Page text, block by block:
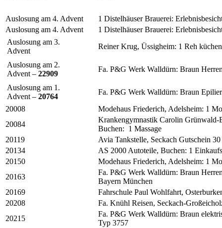
Auslosung am 4. Advent
1 Distelhäuser Brauerei:
Auslosung am 4. Advent
1 Distelhäuser Brauerei:
Auslosung am 3.
Advent
Reiner Krug, Üssigheim: 1 Reh
Auslosung am 2.
Advent – 22909
Fa. P&G Werk Walldürn: Braun
Auslosung am 1.
Advent – 20764
Fa. P&G Werk Walldürn: Braun
20008
Modehaus Friederich, Adelsheim: 1
20084
Krankengymnastik Carolin
Buchen: 1 Massage
20119
Avia Tankstelle, Seckach Gutschein
20134
AS 2000 Autoteile, Buchen: 1
20150
Modehaus Friederich, Adelsheim: 1
20163
Fa. P&G Werk Walldürn: Braun
Bayern München
20169
Fahrschule Paul Wohlfahrt,
20208
Fa. Knühl Reisen, Seckach-
20215
Fa. P&G Werk Walldürn: Braun
Typ 3757